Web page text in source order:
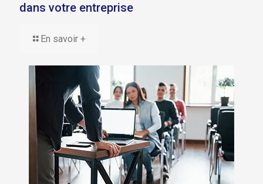
dans votre entreprise
En savoir +